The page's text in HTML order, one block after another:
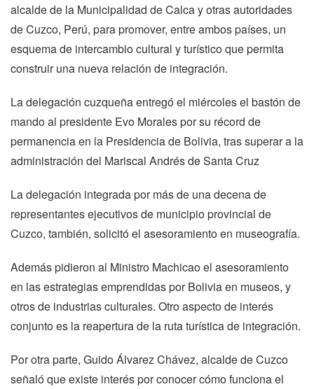
alcalde de la Municipalidad de Calca y otras autoridades
de Cuzco, Perú, para promover, entre ambos países, un
esquema de intercambio cultural y turístico que permita
construir una nueva relación de integración.
La delegación cuzqueña entregó el miércoles el bastón de
mando al presidente Evo Morales por su récord de
permanencia en la Presidencia de Bolivia, tras superar a la
administración del Mariscal Andrés de Santa Cruz
La delegación integrada por más de una decena de
representantes ejecutivos de municipio provincial de
Cuzco, también, solicitó el asesoramiento en museografía.
Además pidieron al Ministro Machicao el asesoramiento
en las estrategias emprendidas por Bolivia en museos, y
otros de industrias culturales. Otro aspecto de interés
conjunto es la reapertura de la ruta turística de integración.
Por otra parte, Guido Álvarez Chávez, alcalde de Cuzco
señaló que existe interés por conocer cómo funciona el